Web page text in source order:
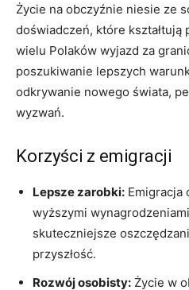
Życie na obczyźnie niesie ze
doświadczeń, które
wielu Polaków wyjazd za
poszukiwanie lepszych
odkrywanie nowego świata,
wyzwań.
Korzyści z emigracji
Lepsze zarobki: Emigracja
wyższymi
skuteczniejsze
przyszłość.
Rozwój osobisty: Życie w